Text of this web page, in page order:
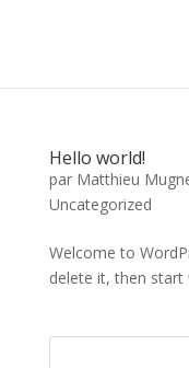
Hello world!
par Matthieu
Uncategorized
Welcome to
delete it, then start